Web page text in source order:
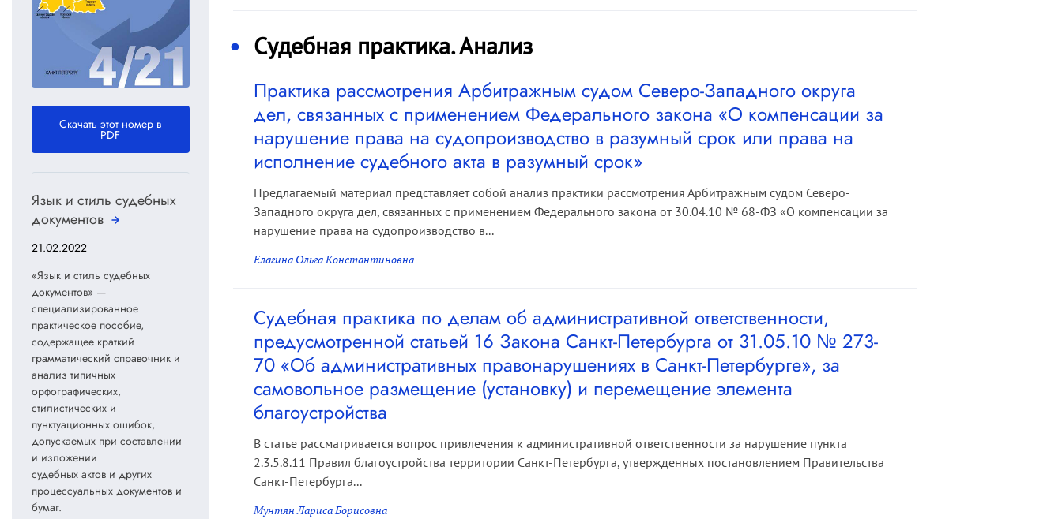
Скачать этот номер в
PDF
Язык и стиль судебных
документов
21.02.2022
«Язык и стиль судебных
документов» —
специализированное
практическое пособие,
содержащее краткий
грамматический справочник и
анализ типичных
орфографических,
стилистических и
пунктуационных ошибок,
допускаемых при составлении
и изложении
судебных актов и других
процессуальных документов и
бумаг.
Судебная практика. Анализ
Практика рассмотрения Арбитражным судом Северо-Западного округа
дел, связанных с применением Федерального закона «О компенсации за
нарушение права на судопроизводство в разумный срок или права на
исполнение судебного акта в разумный срок»
Предлагаемый материал представляет собой анализ практики рассмотрения Арбитражным судом Северо-
Западного округа дел, связанных с применением Федерального закона от 30.04.10 № 68-ФЗ «О компенсации за
нарушение права на судопроизводство в...
Елагина Ольга Константиновна
Судебная практика по делам об административной ответственности,
предусмотренной статьей 16 Закона Санкт-Петербурга от 31.05.10 № 273-
70 «Об административных правонарушениях в Санкт-Петербурге», за
самовольное размещение (установку) и перемещение элемента
благоустройства
В статье рассматривается вопрос привлечения к административной ответственности за нарушение пункта
2.3.5.8.11 Правил благоустройства территории Санкт-Петербурга, утвержденных постановлением Правительства
Санкт-Петербурга...
Мунтян Лариса Борисовна